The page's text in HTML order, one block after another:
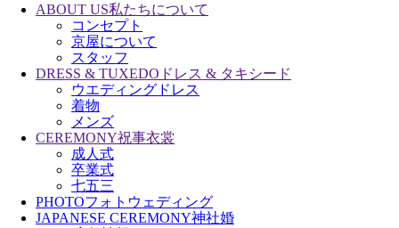
ABOUT US私たちについて
コンセプト
京屋について
スタッフ
DRESS & TUXEDO ドレス & タキシード
ウエディングドレス
着物
メンズ
CEREMONY祝事衣裳
成人式
卒業式
七五三
PHOTOフォトウェディング
JAPANESE CEREMONY神社婚